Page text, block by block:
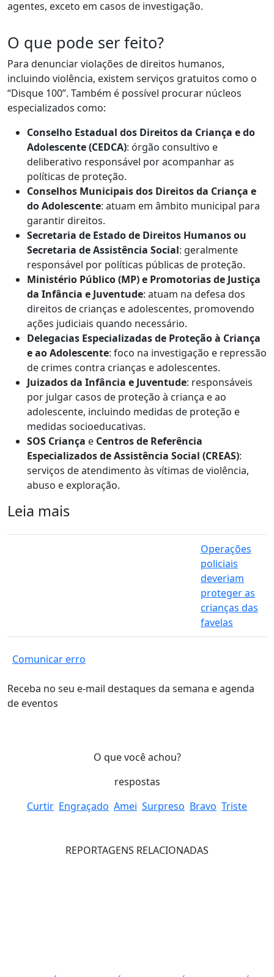
agentes, exceto em casos de investigação.
O que pode ser feito?
Para denunciar violações de direitos humanos,
incluindo violência, existem serviços gratuitos como o
“Disque 100”. Também é possível procurar núcleos
especializados como:
Conselho Estadual dos Direitos da Criança e do
Adolescente (CEDCA): órgão consultivo e
deliberativo responsável por acompanhar as
políticas de proteção.
Conselhos Municipais dos Direitos da Criança e
do Adolescente: atuam em âmbito municipal para
garantir direitos.
Secretaria de Estado de Direitos Humanos ou
Secretaria de Assistência Social: geralmente
responsável por políticas públicas de proteção.
Ministério Público (MP) e Promotorias de Justiça
da Infância e Juventude: atuam na defesa dos
direitos de crianças e adolescentes, promovendo
ações judiciais quando necessário.
Delegacias Especializadas de Proteção à Criança
e ao Adolescente: foco na investigação e repressão
de crimes contra crianças e adolescentes.
Juizados da Infância e Juventude: responsáveis
por julgar casos de proteção à criança e ao
adolescente, incluindo medidas de proteção e
medidas socioeducativas.
SOS Criança e Centros de Referência
Especializados de Assistência Social (CREAS):
serviços de atendimento às vítimas de violência,
abuso e exploração.
Leia mais
Operações
policiais
deveriam
proteger as
crianças das
favelas
Comunicar erro
Receba no seu e-mail destaques da semana e agenda
de eventos
O que você achou?
respostas
Curtir Engraçado Amei Surpreso Bravo Triste
REPORTAGENS RELACIONADAS